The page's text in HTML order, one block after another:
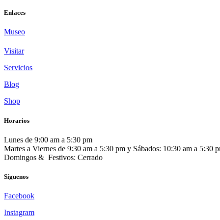
Enlaces
Museo
Visitar
Servicios
Blog
Shop
Horarios
Lunes de 9:00 am a 5:30 pm
Martes a Viernes de 9:30 am a 5:30 pm y Sábados: 10:30 am a 5:30
Domingos & Festivos: Cerrado
Síguenos
Facebook
Instagram